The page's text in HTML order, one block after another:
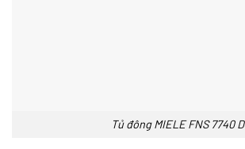
Tủ đông MIELE FNS 7740 D